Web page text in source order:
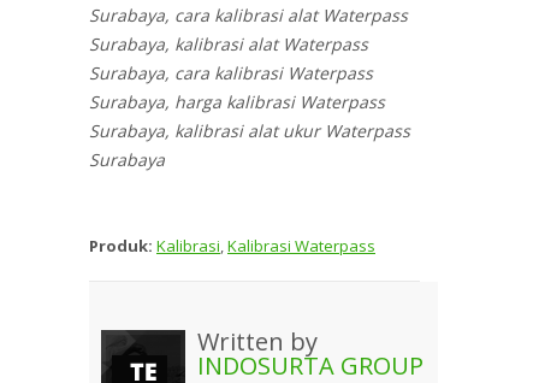
Surabaya, cara kalibrasi alat Waterpass
Surabaya, kalibrasi alat Waterpass
Surabaya, cara kalibrasi Waterpass
Surabaya, harga kalibrasi Waterpass
Surabaya, kalibrasi alat ukur Waterpass
Surabaya
Produk: Kalibrasi,Kalibrasi Waterpass
Written by
INDOSURTA GROUP